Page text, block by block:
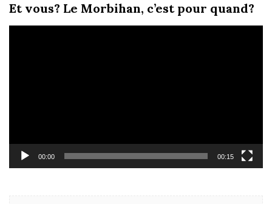
Et vous? Le Morbihan, c’est pour quand?
00:00 00:15